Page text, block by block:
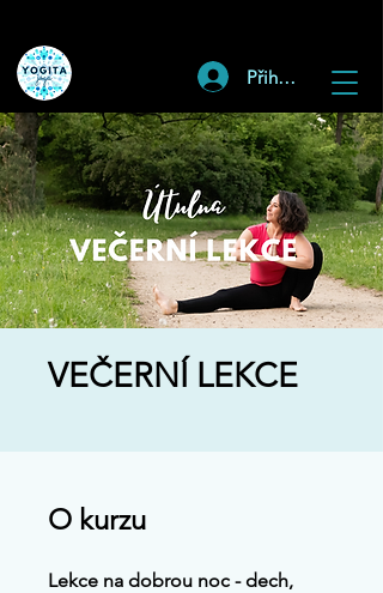
Přihlásit
VEČERNÍ LEKCE
O kurzu
Lekce na dobrou noc - dech,